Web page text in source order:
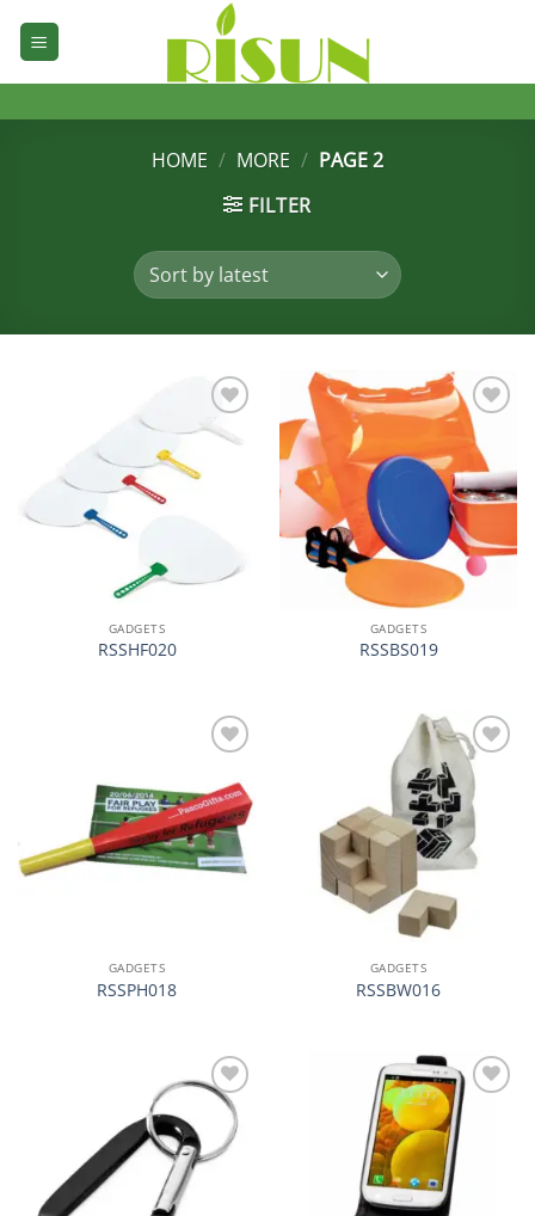
HOME / MORE / PAGE 2
FILTER
加入
心愿
GADGETS
RSSHF020
心愿
单
GADGETS
RSSBS019
心愿
单
GADGETS
RSSPH018
GADGETS
RSSBW016
加入
心愿
单